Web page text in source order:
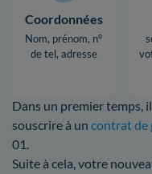
Coordonnées
Nom, prénom, n°
de tel, adresse
Dans un premier temps,
souscrire à un contrat de
01.
Suite à cela, votre